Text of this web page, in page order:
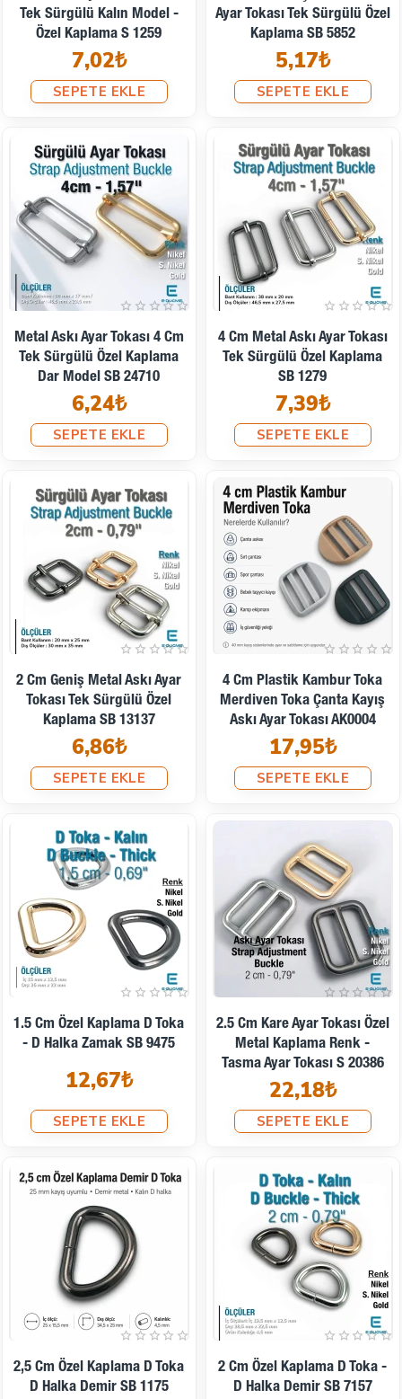
Tek Sürgülü Kalın Model -
Özel Kaplama S 1259
7,02₺
SEPETE EKLE
Ayar Tokası Tek Sürgülü Özel
Kaplama SB 5852
5,17₺
SEPETE EKLE
Metal Askı Ayar Tokası 4 Cm
Tek Sürgülü Özel Kaplama
Dar Model SB 24710
6,24₺
SEPETE EKLE
4 Cm Metal Askı Ayar Tokası
Tek Sürgülü Özel Kaplama
SB 1279
7,39₺
SEPETE EKLE
2 Cm Geniş Metal Askı Ayar
Tokası Tek Sürgülü Özel
Kaplama SB 13137
6,86₺
SEPETE EKLE
4 Cm Plastik Kambur Toka
Merdiven Toka Çanta Kayış
Askı Ayar Tokası AK0004
17,95₺
SEPETE EKLE
1.5 Cm Özel Kaplama D Toka
- D Halka Zamak SB 9475
12,67₺
SEPETE EKLE
2.5 Cm Kare Ayar Tokası Özel
Metal Kaplama Renk -
Tasma Ayar Tokası S 20386
22,18₺
SEPETE EKLE
2,5 Cm Özel Kaplama D Toka
D Halka Demir SB 1175
2 Cm Özel Kaplama D Toka -
D Halka Demir SB 7157